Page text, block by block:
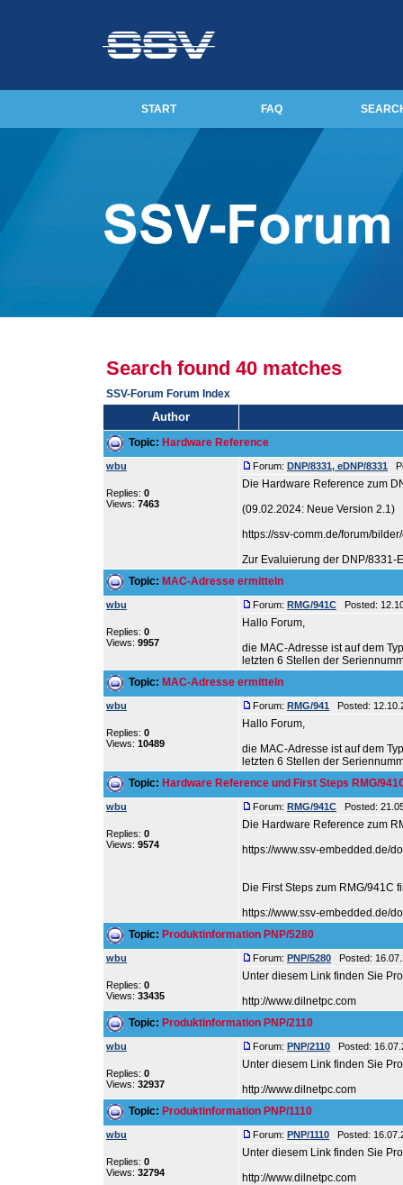
START FAQ
Search found 40 matches
SSV-Forum Forum Index
Author
Topic: Hardware Reference
wbu
Replies: 0
Views: 7463
Forum: DNP/8331, eDNP/8331
Die Hardware Reference zum
(09.02.2024: Neue Version 2.1)
https://ssv-comm.de/forum/
Zur Evaluierung der DNP/8331-
Topic: MAC-Adresse ermitteln
wbu
Replies: 0
Views: 9957
Forum: RMG/941C Posted:
Hallo Forum,
die MAC-Adresse ist auf dem
letzten 6 Stellen der
Topic: MAC-Adresse ermitteln
wbu
Replies: 0
Views: 10489
Forum: RMG/941 Posted:
Hallo Forum,
die MAC-Adresse ist auf dem
letzten 6 Stellen der
Topic: Hardware Reference und First Steps RMG/
wbu
Replies: 0
Views: 9574
Forum: RMG/941C Posted:
Die Hardware Reference zum
https://www.ssv-embedded.de/
Die First Steps zum RMG/941C
https://www.ssv-embedded.de/
Topic: Produktinformation PNP/5280
wbu
Replies: 0
Views: 33435
Forum: PNP/5280 Posted:
Unter diesem Link finden Sie
http://www.dilnetpc.com
Topic: Produktinformation PNP/2110
wbu
Replies: 0
Views: 32937
Forum: PNP/2110 Posted:
Unter diesem Link finden Sie
http://www.dilnetpc.com
Topic: Produktinformation PNP/1110
wbu
Replies: 0
Views: 32794
Forum: PNP/1110 Posted:
Unter diesem Link finden Sie
http://www.dilnetpc.com